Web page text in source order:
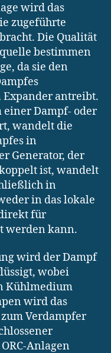
wird das
zugeführte
Die Qualität
bestimmen
da sie den
Expander antreibt.
einer Dampf- oder
wandelt die
in
Generator, der
ist, wandelt
in
in das lokale
für
werden kann.
wird der Dampf
wobei
Kühlmedium
wird das
Verdampfer
Anlagen